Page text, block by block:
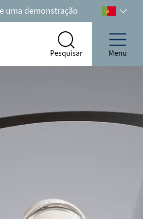
uma demonstração
Selecione
país
Pesquisar
Pesquisar Menu
Menu